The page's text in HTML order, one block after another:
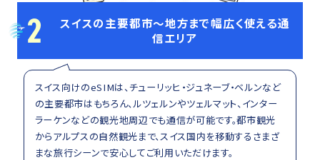
2
スイスの主要都市～地方まで幅広く使える通
信エリア
スイス向けのeSIMは、チューリッヒ・ジュネーブ・ベルンなど
の主要都市はもちろん、ルツェルンやツェルマット、インター
ラーケンなどの観光地周辺でも通信が可能です。都市観光
からアルプスの自然観光まで、スイス国内を移動するさまざ
まな旅行シーンで安心してご利用いただけます。